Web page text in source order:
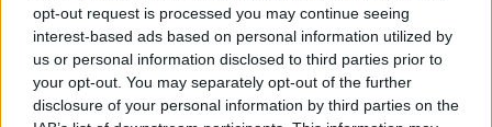
opt-out request is processed you may continue seeing
interest-based ads based on personal information utilized by
us or personal information disclosed to third parties prior to
your opt-out. You may separately opt-out of the further
disclosure of your personal information by third parties on the